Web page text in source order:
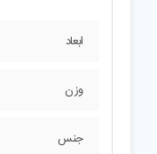
ابعاد
وزن
جنس